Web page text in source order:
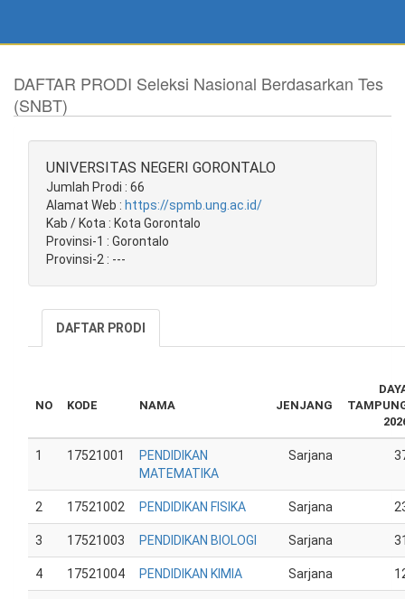
DAFTAR PRODI Seleksi Nasional Berdasarkan Tes
(SNBT)
UNIVERSITAS NEGERI GORONTALO
Jumlah Prodi : 66
Alamat Web : https://spmb.ung.ac.id/
Kab / Kota : Kota Gorontalo
Provinsi-1 : Gorontalo
Provinsi-2 : ---
DAFTAR PRODI
NO KODE NAMA JENJANG
1 17521001
PENDIDIKAN
MATEMATIKA
Sarjana
2 17521002 PENDIDIKAN FISIKA Sarjana
3 17521003 PENDIDIKAN BIOLOGI Sarjana
4 17521004 PENDIDIKAN KIMIA Sarjana